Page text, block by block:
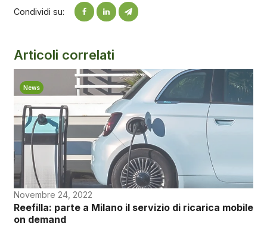
Condividi su:
Articoli correlati
News
Novembre 24, 2022
Reefilla: parte a Milano il servizio di ricarica mobile
on demand